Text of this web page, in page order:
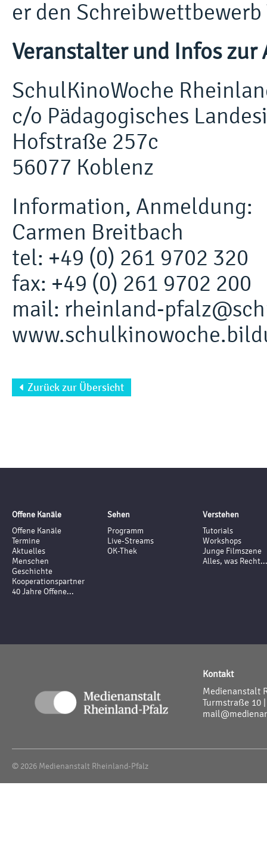
er den
Veranstalter und Infos zur
SchulKinoWoche
c/o Pädagogisches
Hofstraße 257c
56077 Koblenz
Information, Anmeldung:
Carmen Breitbach
tel: +49 (0) 261 9702 320
fax: +49 (0) 261 9702 200
mail: rheinland-
Zurück zur Übersicht
Offene Kanäle
Offene Kanäle
Termine
Aktuelles
Menschen
Geschichte
Kooperationspartner
40 Jahre Offene...
Sehen
Programm
Live-Streams
OK-Thek
Verstehen
Tutorials
Workshops
Junge Filmszene
Alles, was Recht...
Kontakt
Medienanstalt
Turmstraße 10
© 2026 Medienanstalt Rheinland-Pfalz